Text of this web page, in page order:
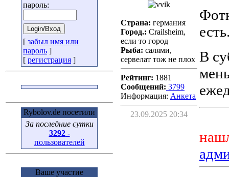
пароль:
[ забыл имя или
пароль ]
[ регистрация ]
Rybolov.de посетили
За последние сутки
3292-
пользователей
Ваше участие
Страна: германия
Город.: Crailsheim,
если то город
Рыба: салями,
сервелат тож не плох
Рейтинг: 1881
Сообщений: 3799
Информация: Aнкета
23.09.2025 20:34
В